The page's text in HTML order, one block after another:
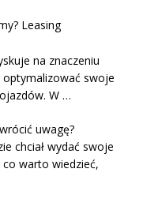
Leasing
na znaczeniu
swoje
W …
uwagę?
chciał wydać swoje
co warto wiedzieć,